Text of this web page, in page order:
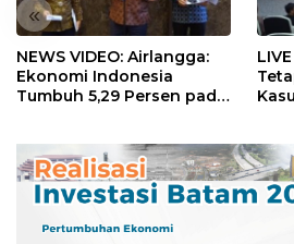
«
NEWS VIDEO: Airlangga:
Ekonomi Indonesia
Tumbuh 5,29 Persen pada